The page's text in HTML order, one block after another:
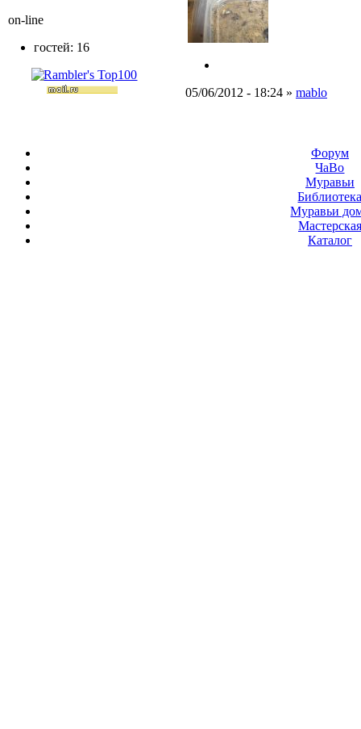
05/06/2012 - 18:24 » mablo
on-line
гостей: 16
Форум
ЧаВо
Муравьи
Муравьи
Мастерская
Каталог